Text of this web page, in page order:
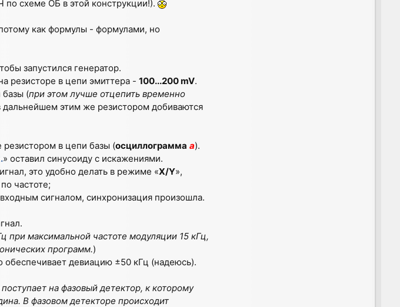
схеме ОБ в этой конструкции!).
как формулы - формулами, но
запустился генератор.
резисторе в цепи эмиттера - 100...200 mV.
базы (при этом лучше отцепить временно
дальнейшем этим же резистором добиваются
в цепи базы (осциллограмма а).
» оставил синусоиду с искажениями.
это удобно делать в режиме «X/Y»,
частоте;
сигналом, синхронизация произошла.
максимальной частоте модуляции 15 кГц,
программ.)
обеспечивает девиацию ±50 кГц (надеюсь).
на фазовый детектор, к которому
В фазовом детекторе происходит